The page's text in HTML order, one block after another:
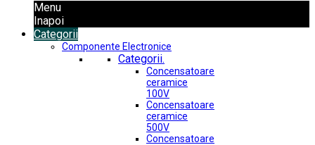
Menu
Inapoi
Categorii
Componente Electronice
Categorii.
Concensatoare
ceramice
100V
Concensatoare
ceramice
500V
Concensatoare